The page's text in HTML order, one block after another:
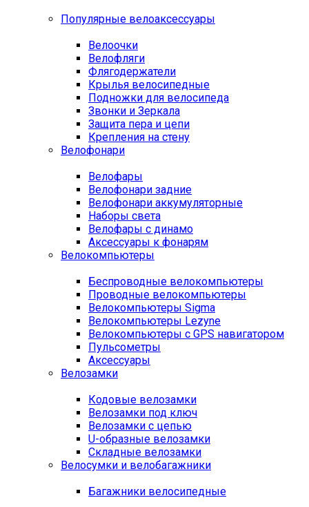
Популярные велоаксессуары
Велоочки
Велофляги
Флягодержатели
Крылья велосипедные
Подножки для велосипеда
Звонки и Зеркала
Защита пера и цепи
Крепления на стену
Велофонари
Велофары
Велофонари задние
Велофонари аккумуляторные
Наборы света
Велофары с динамо
Аксессуары к фонарям
Велокомпьютеры
Беспроводные велокомпьютеры
Проводные велокомпьютеры
Велокомпьютеры Sigma
Велокомпьютеры Lezyne
Велокомпьютеры с GPS навигатором
Пульсометры
Аксессуары
Велозамки
Кодовые велозамки
Велозамки под ключ
Велозамки с цепью
U-образные велозамки
Складные велозамки
Велосумки и велобагажники
Багажники велосипедные